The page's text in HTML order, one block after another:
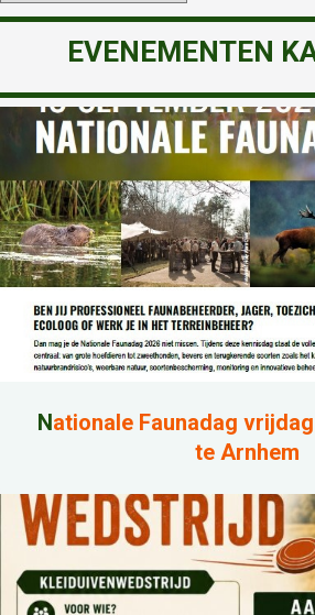
EVENEMENTEN
Nationale Faunadag
te Arnhem